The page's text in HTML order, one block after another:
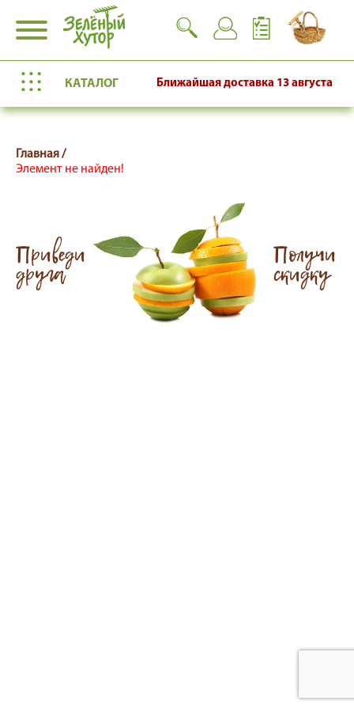
КАТАЛОГ Ближайшая доставка 13 августа
Главная /
Элемент не найден!
Приведи
друга
Получи
скидку